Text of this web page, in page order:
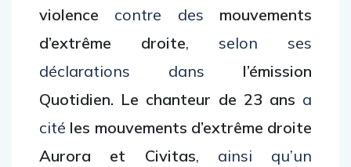
violence contre des mouvements
d’extrême droite, selon ses
déclarations dans l’émission
Quotidien. Le chanteur de 23 ans a
cité les mouvements d’extrême droite
Aurora et Civitas, ainsi qu’un